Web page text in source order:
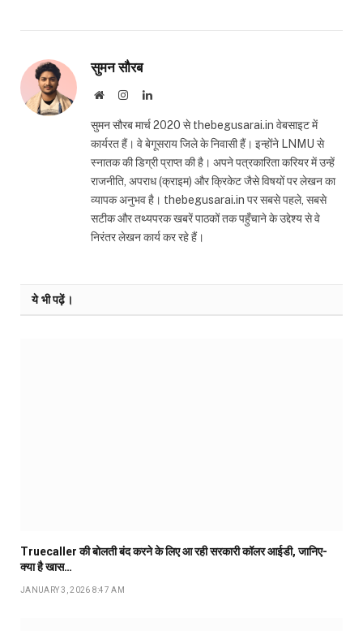
सुमन सौरब
WebsiteInstagramLinkedIn
सुमन सौरब मार्च 2020 से thebegusarai.in वेबसाइट में
कार्यरत हैं। वे बेगूसराय जिले के निवासी हैं। इन्होंने LNMU से
स्नातक की डिग्री प्राप्त की है। अपने पत्रकारिता करियर में उन्हें
राजनीति, अपराध (क्राइम) और क्रिकेट जैसे विषयों पर लेखन का
व्यापक अनुभव है। thebegusarai.in पर सबसे पहले, सबसे
सटीक और तथ्यपरक खबरें पाठकों तक पहुँचाने के उद्देश्य से वे
निरंतर लेखन कार्य कर रहे हैं।
ये भी पढ़ें।
Truecaller की बोलती बंद करने के लिए आ रही सरकारी कॉलर आईडी, जानिए-
क्या है खास…
JANUARY 3, 2026 8:47 AM